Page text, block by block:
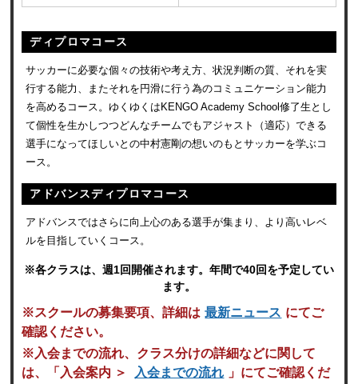
ディプロマコース
サッカーに必要な個々の技術や考え方、状況判断の質、それを実
行する能力、またそれを円滑に行う為のコミュニケーション能力
を高めるコース。ゆくゆくはKENGO Academy School修了生とし
て個性を生かしつつどんなチームでもアジャスト（適応）できる
選手になってほしいとの中村憲剛の想いのもとサッカーを学ぶコ
ース。
アドバンスディプロマコース
アドバンスではさらに向上心のある選手が集まり、より高いレベ
ルを目指していくコース。
※各クラスは、週1回開催されます。年間で40回を予定してい
ます。
※スクールの募集要項、詳細は 最新ニュース にてご
確認ください。
※入会までの流れ、クラス分けの詳細などに関して
は、「入会案内 ＞
入会までの流れ 」にてご確認くだ